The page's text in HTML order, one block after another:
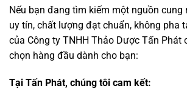
Nếu bạn đang tìm kiếm một nguồn cung
uy tín, chất lượng đạt chuẩn, không pha
của Công ty TNHH Thảo Dược Tấn Phát
chọn hàng đầu dành cho bạn:
Tại Tấn Phát, chúng tôi cam kết: